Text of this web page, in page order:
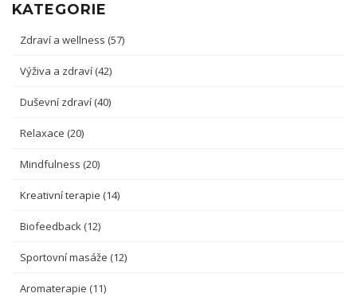
KATEGORIE
Zdraví a wellness (57)
Výživa a zdraví (42)
Duševní zdraví (40)
Relaxace (20)
Mindfulness (20)
Kreativní terapie (14)
Biofeedback (12)
Sportovní masáže (12)
Aromaterapie (11)